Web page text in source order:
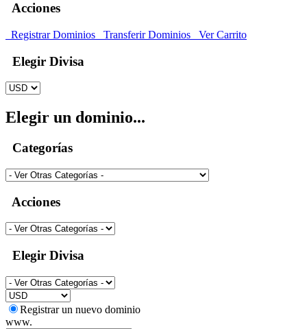
Acciones
Registrar Dominios Transferir Dominios Ver Carrito
Elegir Divisa
Elegir un dominio...
Categorías
Acciones
Elegir Divisa
Registrar un nuevo dominio
www.